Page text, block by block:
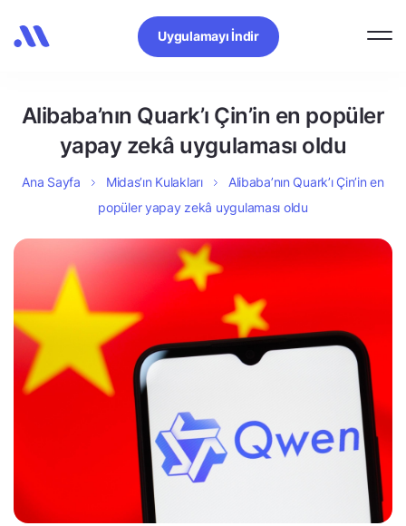
Uygulamayı İndir
Alibaba’nın Quark’ı Çin’in en popüler
yapay zekâ uygulaması oldu
Ana Sayfa Midas’ın Kulakları
Alibaba’nın Quark’ı Çin’in en
popüler yapay zekâ uygulaması oldu